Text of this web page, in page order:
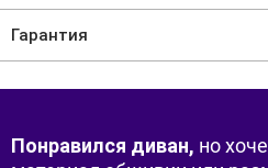
Гарантия
Понравился диван, но